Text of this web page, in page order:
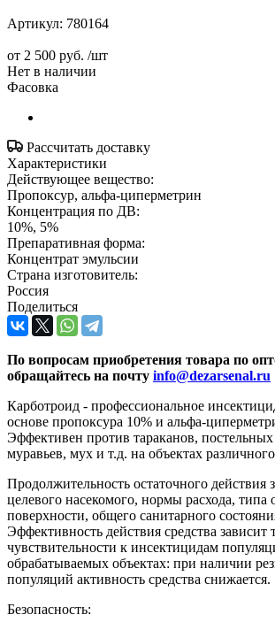
Артикул: 780164
от 2 500 руб. /шт
Нет в наличии
Фасовка
Рассчитать доставку
Характеристики
Действующее вещество:
Пропоксур, альфа-циперметрин
Концентрация по ДВ:
10%, 5%
Препаративная форма:
Концентрат эмульсии
Страна изготовитель:
Россия
Поделиться
По вопросам приобретения товара по
обращайтесь на почту info@dezarsenal.ru
Карботроид - профессиональное
основе пропоксура 10% и альфа-
Эффективен против тараканов,
муравьев, мух и т.д. на объектах
Продолжительность остаточного действия
целевого насекомого, нормы расхода, типа
поверхности, общего санитарного
Эффективность действия средства зависит
чувствительности к инсектицидам
обрабатываемых объектах: при наличии
популяций активность средства снижается.
Безопасность: